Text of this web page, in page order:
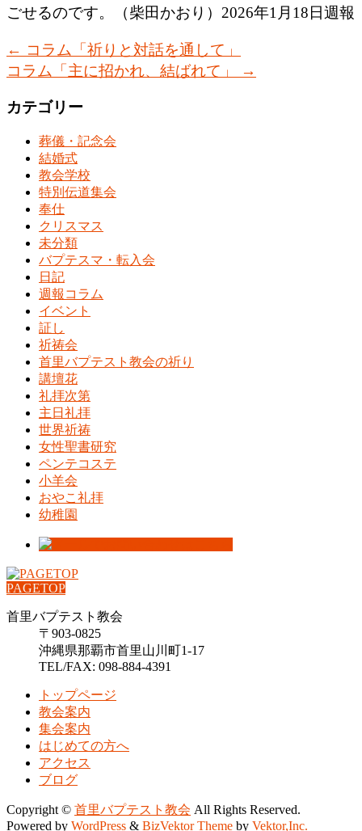
ごせるのです。（柴田かおり）2026年1月18日週報
← コラム「祈りと対話を通して」
コラム「主に招かれ、結ばれて」
→
カテゴリー
葬儀・記念会
結婚式
教会学校
特別伝道集会
奉仕
クリスマス
未分類
バプテスマ・転入会
日記
週報コラム
イベント
証し
祈祷会
首里バプテスト教会の祈り
講壇花
礼拝次第
主日礼拝
世界祈祷
女性聖書研究
ペンテコステ
小羊会
おやこ礼拝
幼稚園
PAGETOP
首里バプテスト教会
〒903-0825
沖縄県那覇市首里山川町1-17
TEL/FAX: 098-884-4391
トップページ
教会案内
集会案内
はじめての方へ
アクセス
ブログ
Copyright © 首里バプテスト教会 All Rights Reserved.
Powered by WordPress & BizVektor Theme by Vektor,Inc.